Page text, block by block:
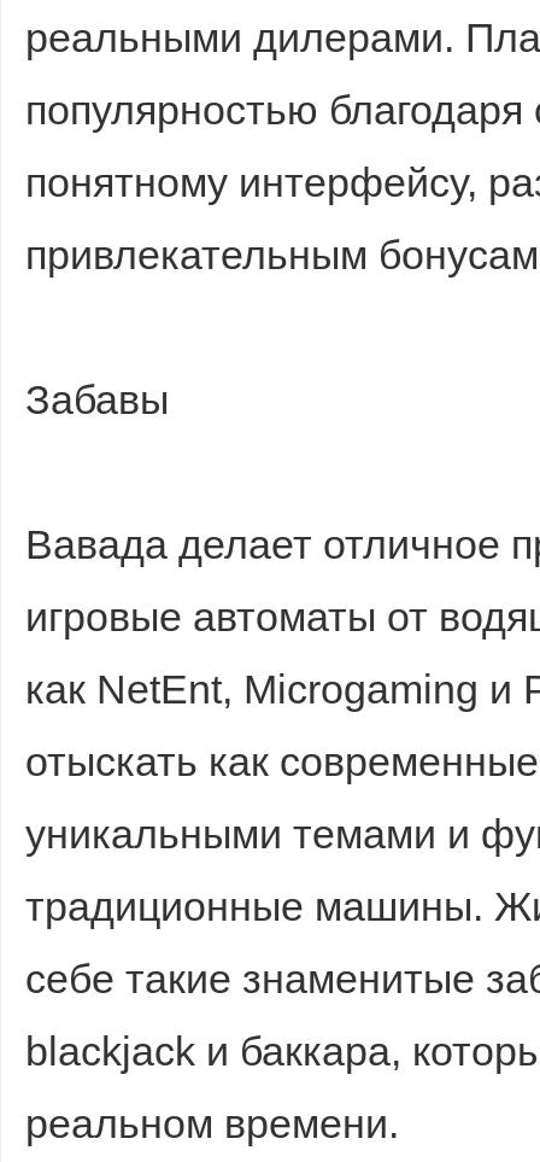
реальными дилерами.
популярностью
понятному интерфейсу,
привлекательным
Забавы
Вавада делает отличное
игровые автоматы от
как NetEnt, Microgaming
отыскать как
уникальными темами и
традиционные машины.
себе такие знаменитые
blackjack и баккара,
реальном времени.